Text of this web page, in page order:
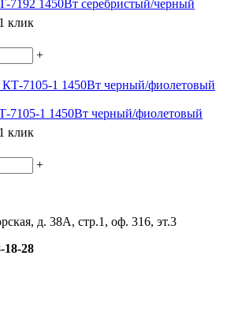
1450Вт серебристый/черный
клик
+
1 1450Вт черный/фиолетовый
клик
+
д. 38А, стр.1, оф. 316, эт.3
18-28